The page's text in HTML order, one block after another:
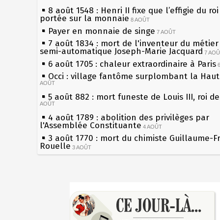
8 août 1548 : Henri II fixe que l’effigie du
portée sur la monnaie 8 AOÛT
Payer en monnaie de singe 7 AOÛT
7 août 1834 : mort de l'inventeur du
semi-automatique Joseph-Marie Jacquard 7
6 août 1705 : chaleur extraordinaire à Paris
Occi : village fantôme surplombant la
AOÛT
5 août 882 : mort funeste de Louis III, roi
AOÛT
4 août 1789 : abolition des privilèges par
l'Assemblée Constituante 4 AOÛT
3 août 1770 : mort du chimiste Guillaume-
Rouelle 3 AOÛT
Musée Jean de La Fontaine : réouverture
1er août 1589 : Henri III est poignardé à
par Jacques Clément, moine jacobin 1ER AOÛT
les siècles
27 mai 1610 : supplice de François
du roi Henri IV